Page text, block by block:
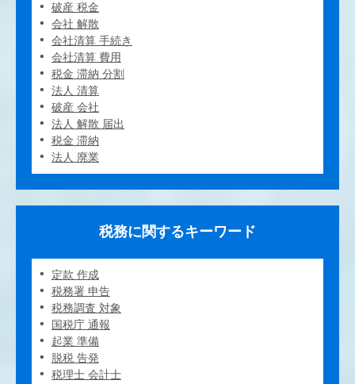
破産 税金
会社 解散
会社清算 手続き
会社清算 費用
税金 滞納 分割
法人 清算
破産 会社
法人 解散 届出
税金 滞納
法人 廃業
税務に関するキーワード
定款 作成
税務署 申告
税務調査 対象
国税庁 通報
起業 準備
脱税 告発
税理士 会計士